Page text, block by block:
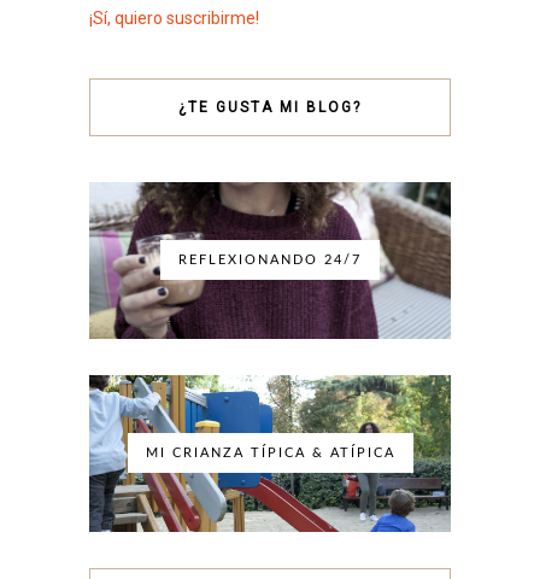
¡Sí, quiero suscribirme!
¿TE GUSTA MI BLOG?
REFLEXIONANDO 24/7
MI CRIANZA TÍPICA & ATÍPICA